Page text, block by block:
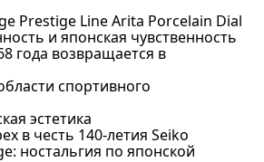
Prestige Line Arita Porcelain Dial
и японская чувственность
года возвращается в
спортивного
эстетика
в честь 140-летия Seiko
ностальгия по японской